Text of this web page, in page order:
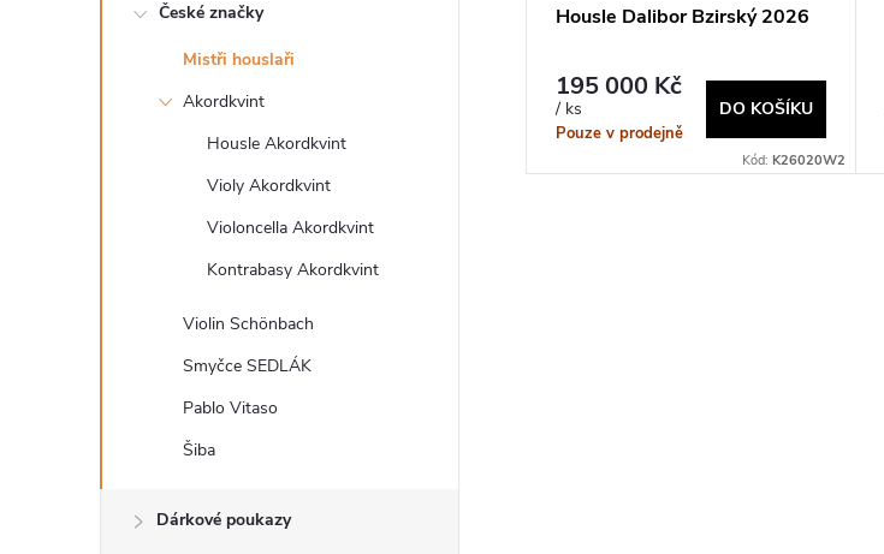
České značky
Mistři houslaři
Akordkvint
Housle Akordkvint
Violy Akordkvint
Violoncella Akordkvint
Kontrabasy Akordkvint
Violin Schönbach
Smyčce SEDLÁK
Pablo Vitaso
Šiba
Dárkové poukazy
u
Housle Dalibor Bzirský 2026
195 000 Kč
/ ks
Pouze v prodejně
DO KOŠÍKU
Kód:K26020W2